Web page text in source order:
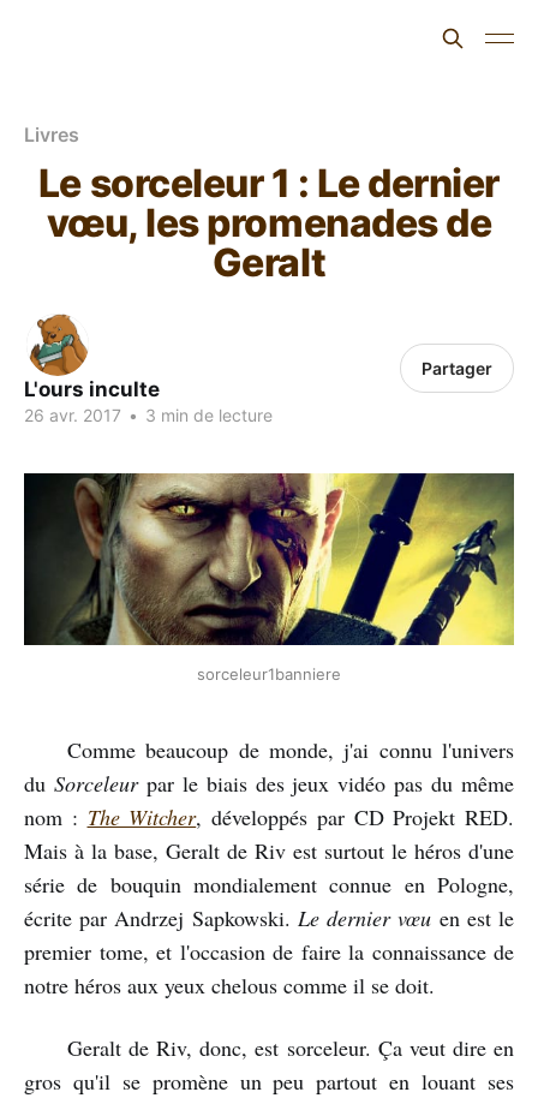
Livres
Le sorceleur 1 : Le dernier
vœu, les promenades de
Geralt
L'ours inculte
26 avr. 2017 • 3 min de lecture
Partager
sorceleur1banniere
Comme beaucoup de monde, j'ai connu l'univers
du Sorceleurpar le biais des jeux vidéo pas du même
nom : The Witcher, développés par CD Projekt RED.
Mais à la base, Geralt de Riv est surtout le héros d'une
série de bouquin mondialement connue en Pologne,
écrite par Andrzej Sapkowski. Le dernier vœu en est le
premier tome, et l'occasion de faire la connaissance de
notre héros aux yeux chelous comme il se doit.
Geralt de Riv, donc, est sorceleur. Ça veut dire en
gros qu'il se promène un peu partout en louant ses